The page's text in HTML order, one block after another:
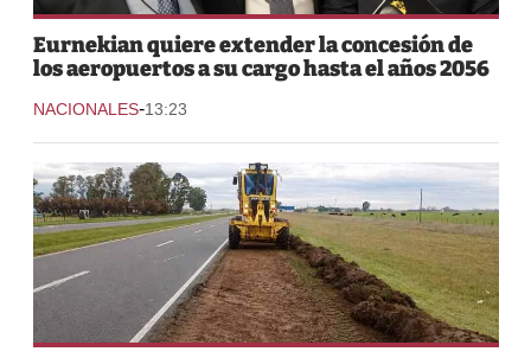
Eurnekian quiere extender la concesión de
los aeropuertos a su cargo hasta el años 2056
NACIONALES-13:23